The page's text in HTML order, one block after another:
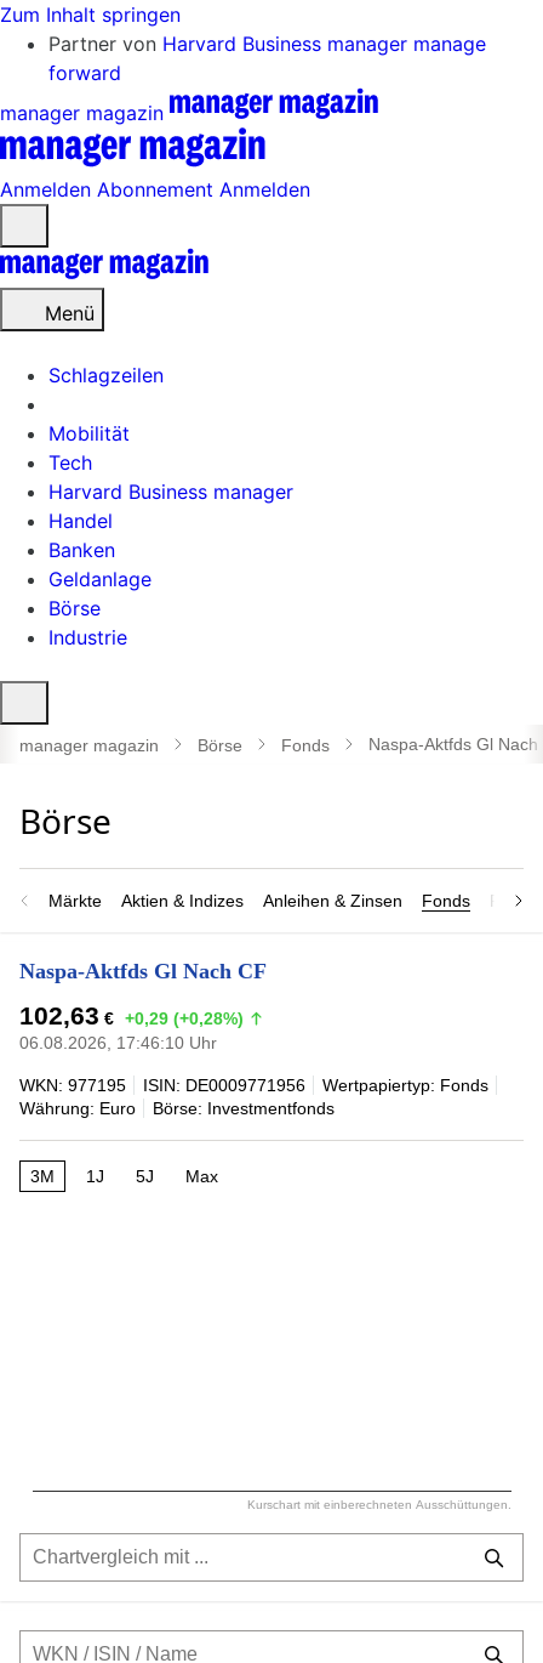
Zum Inhalt springen
Partner von Harvard Business manager manage
forward
manager magazin
Anmelden Abonnement Anmelden
öffnen
Menü
Schlagzeilen
Mobilität
Tech
Harvard Business manager
Handel
Banken
Geldanlage
Börse
Industrie
öffnen
manager magazin Börse Fonds Naspa-Aktfds Gl Nach
Märkte Aktien & Indizes Anleihen & Zinsen Fonds
Naspa-Aktfds Gl Nach CF
102,63 € +0,29 (+0,28%)
06.08.2026, 17:46:10 Uhr
WKN: 977195 ISIN: DE0009771956
Wertpapiertyp: Fonds
Währung: Euro
Börse: Investmentfonds
3M 1J 5J Max
Kurschart mit einberechneten Ausschüttungen.